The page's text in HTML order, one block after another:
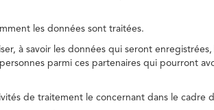
les données sont traitées.
à savoir les données qui seront
parmi ces partenaires qui pourront
de traitement le concernant dans le cadre